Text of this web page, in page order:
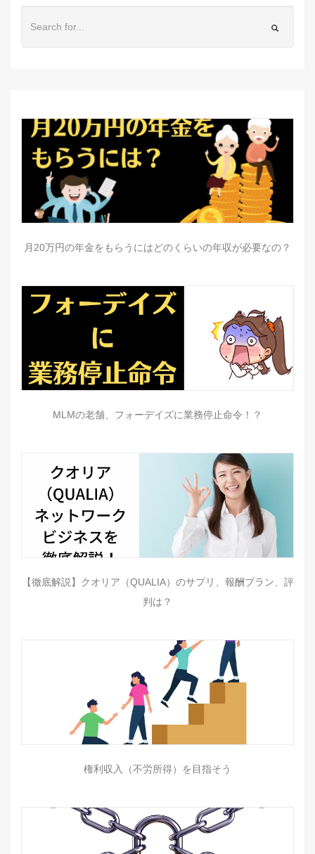
月20万円の年金をもらうにはどのくらいの年収が必要なの？
MLMの老舗、フォーデイズに業務停止命令！？
【徹底解説】クオリア（QUALIA）のサプリ、報酬プラン、評
判は？
権利収入（不労所得）を目指そう